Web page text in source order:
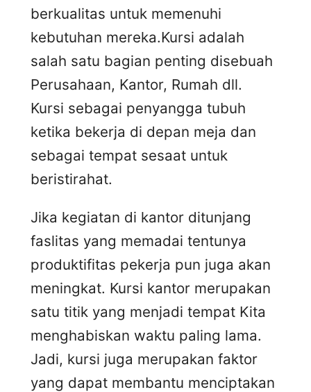
berkualitas untuk memenuhi
kebutuhan mereka.Kursi adalah
salah satu bagian penting disebuah
Perusahaan, Kantor, Rumah dll.
Kursi sebagai penyangga tubuh
ketika bekerja di depan meja dan
sebagai tempat sesaat untuk
beristirahat.
Jika kegiatan di kantor ditunjang
faslitas yang memadai tentunya
produktifitas pekerja pun juga akan
meningkat. Kursi kantor merupakan
satu titik yang menjadi tempat Kita
menghabiskan waktu paling lama.
Jadi, kursi juga merupakan faktor
yang dapat membantu menciptakan